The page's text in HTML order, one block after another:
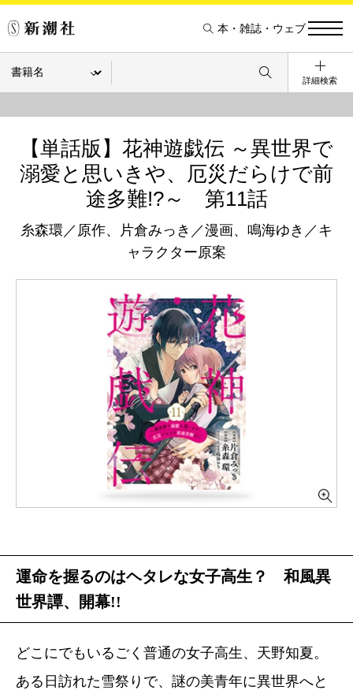
本・雑誌・ウェブ
詳細検索
【単話版】花神遊戯伝 ～異世界で
溺愛と思いきや、厄災だらけで前
途多難!?～ 第11話
糸森環／原作、片倉みっき／漫画、鳴海ゆき／キ
ャラクター原案
運命を握るのはヘタレな女子高生？ 和風異
世界譚、開幕!!
どこにでもいるごく普通の女子高生、天野知夏。
ある日訪れた雪祭りで、謎の美青年に異世界へと